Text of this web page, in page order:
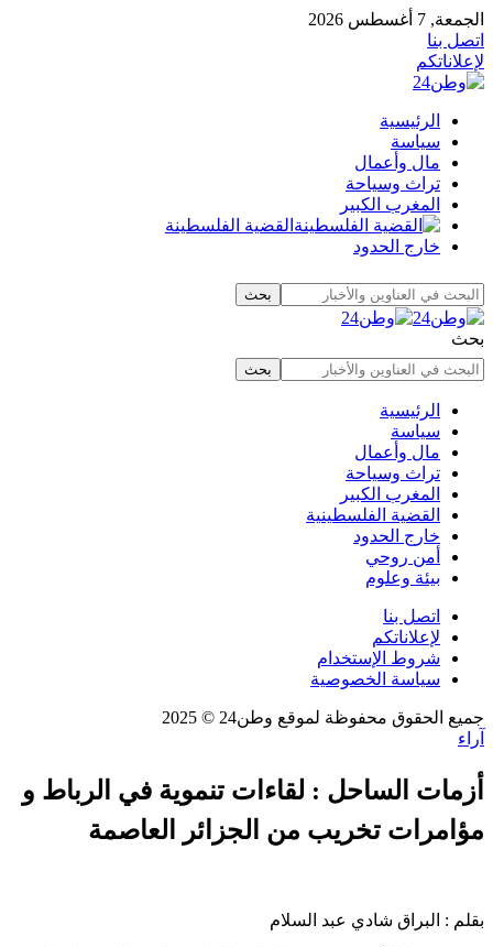
الجمعة, 7 أغسطس 2026
اتصل بنا
لإعلاناتكم
الرئيسية
سياسة
مال وأعمال
تراث وسياحة
المغرب الكبير
القضية الفلسطينة
خارج الحدود
بحث
الرئيسية
سياسة
مال وأعمال
تراث وسياحة
المغرب الكبير
القضية الفلسطينية
خارج الحدود
أمن روحي
بيئة وعلوم
اتصل بنا
لإعلاناتكم
شروط الإستخدام
سياسة الخصوصية
جميع الحقوق محفوظة لموقع وطن24 © 2025
آراء
أزمات الساحل : لقاءات تنموية في الرباط و
مؤامرات تخريب من الجزائر العاصمة
بقلم : البراق شادي عبد السلام